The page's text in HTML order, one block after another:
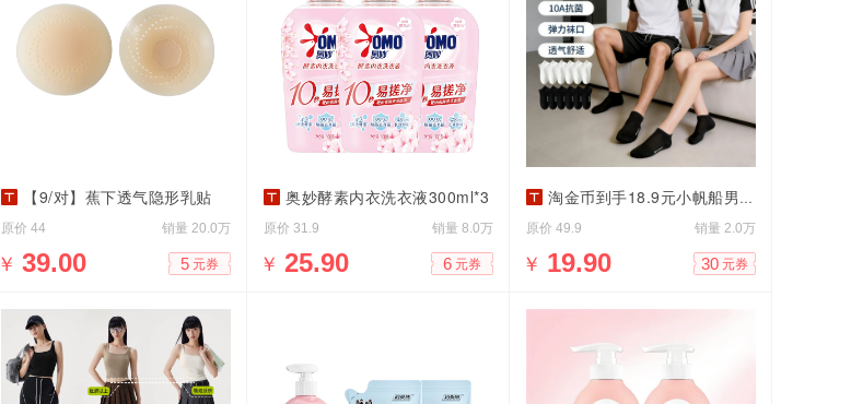
【9/对】蕉下透气隐形乳贴
原价 44 销量 20.0万
￥ 39.00 5 元券
奥妙酵素内衣洗衣液300ml*3
原价 31.9 销量 8.0万
￥ 25.90 6 元券
淘金币到手18.9元小帆船男女纯色船袜6双装
原价 49.9 销量 2.0万
￥ 19.90 30 元券